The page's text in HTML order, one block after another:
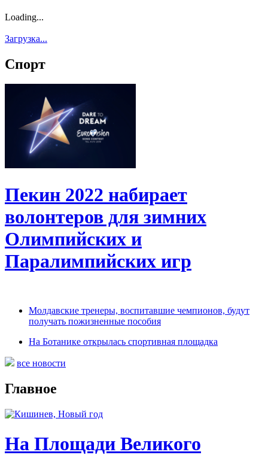
Loading...
Загрузка...
Спорт
Пекин 2022 набирает
волонтеров для зимних
Олимпийских и
Паралимпийских игр
Молдавские тренеры, воспитавшие чемпионов, будут
получать пожизненные пособия
На Ботанике открылась спортивная площадка
все новости
Главное
На Площади Великого